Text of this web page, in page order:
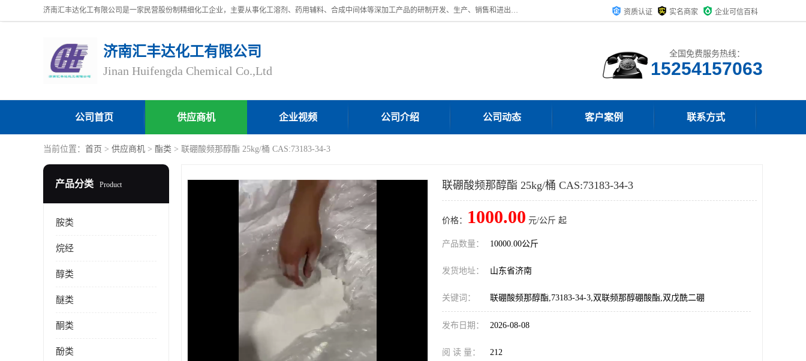
济南汇丰达化工有限公司是一家民营股份制精细化工企业，主要从事化工溶剂、药用辅料、合成中间体等深加工产品的研制开发、生产、销售和进出口贸易。主营产品：环氧丙烷，十二烷基苯，甲基磺酸，磺酸，DMF，DMAC，甘油，苯甲醇，乙酰氯，甲基丙烯酸，甲基丙烯酸甲酯，叔丁醇，异辛酸，二乙烯三胺，一乙，二乙‎，三乙醇胺，原乙酸三甲酯等化工产品及中间体。欢迎各界朋友洽谈咨询业务。 资质认证 实名商家 企业可信百科
济南汇丰达化工有限公司
Jinan Huifengda Chemical Co.,Ltd
全国免费服务热线：
15254157063
公司首页 供应商机 企业视频 公司介绍 公司动态 客户案例 联系方式
当前位置： 首页 > 供应商机 > 酯类 > 联硼酸频那醇酯 25kg/桶 CAS:73183-34-3
产品分类 Product
胺类
烷经
醇类
醚类
酮类
酚类
联硼酸频那醇酯 25kg/桶 CAS:73183-34-3
价格： 1000.00 元/公斤 起
产品数量： 10000.00公斤
发货地址： 山东省济南
关键词： 联硼酸频那醇酯,73183-34-3,双联频那醇硼酸酯,双戊酰二硼
发布日期： 2026-08-08
阅 读 量： 212